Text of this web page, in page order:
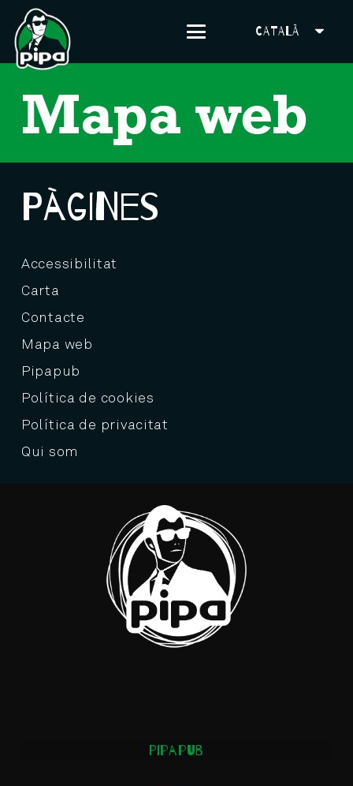
CATALÀ
Mapa web
Pàgines
Accessibilitat
Carta
Contacte
Mapa web
Pipapub
Política de cookies
Política de privacitat
Qui som
Pipapub